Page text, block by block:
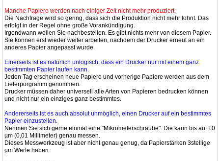
Manche Papiere werden nach einiger Zeit nicht mehr produziert.
Die Nachfrage wird so gering, dass sich die Produktion nicht mehr lohnt. Das
erfolgt in der Regel ohne große Vorankündigung.
Irgendwann wollen Sie nachbestellen. Es gibt nichts mehr von diesem Papier.
Sie können erst wieder weiter arbeiten, nachdem der Drucker erneut an ein
anderes Papier angepasst wurde.
Einerseits ist es natürlich unlogisch, dass ein Drucker nur mit einem ganz
bestimmten Papier laufen kann.
Jeden Tag erscheinen neue Papiere und vorherige Papiere werden aus dem
Lieferporgramm genommen.
Drucker müssen daher universell alle Arten von Papieren bedrucken können
und nicht nur ein einziges ganz bestimmtes.
Andererseits ist es auch absolut unmöglich, einen Drucker auf ein bestimmtes
Papier einzustellen.
Nehmen Sie sich gerne einmal eine "Mikrometerschraube". Die kann bis auf 10
µm (0,01 Millimeter) genau messen.
Dieses Messwerkzeug ist aber nicht genau genug, da Papierstärken 3stellige
µm Werte haben.